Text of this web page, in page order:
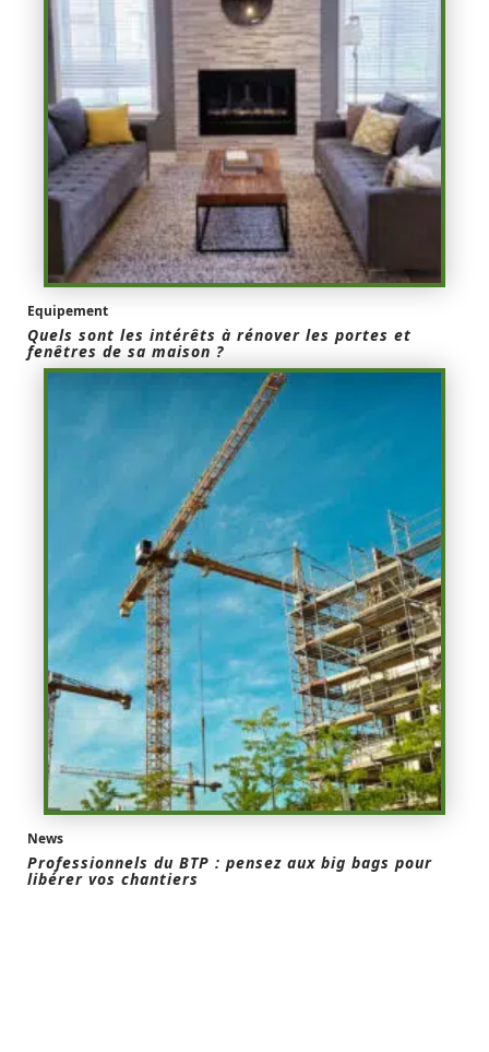
Equipement
Quels sont les intérêts à rénover les portes et
fenêtres de sa maison ?
News
Professionnels du BTP : pensez aux big bags pour
libérer vos chantiers